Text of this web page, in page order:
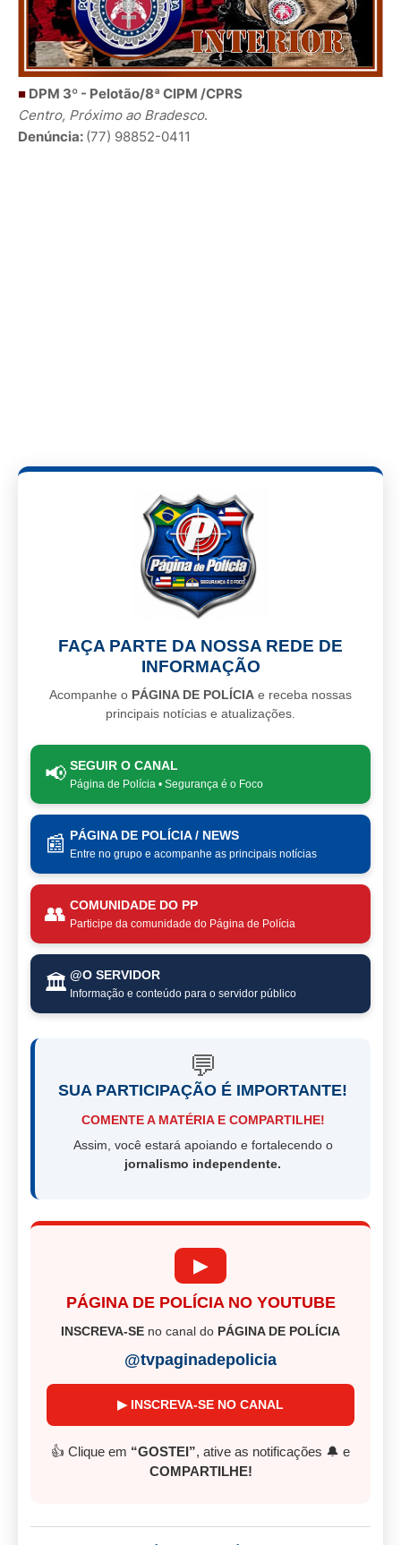
■ DPM 3º - Pelotão/8ª CIPM /CPRS
Centro, Próximo ao Bradesco.
Denúncia: (77) 98852-0411
FAÇA PARTE DA NOSSA REDE DE
INFORMAÇÃO
Acompanhe o PÁGINA DE POLÍCIA e receba nossas
principais notícias e atualizações.
📢 SEGUIR O CANAL
Página de Polícia • Segurança é o Foco
📰 PÁGINA DE POLÍCIA / NEWS
Entre no grupo e acompanhe as principais notícias
👥 COMUNIDADE DO PP
Participe da comunidade do Página de Polícia
🏛️ @O SERVIDOR
Informação e conteúdo para o servidor público
💬
SUA PARTICIPAÇÃO É IMPORTANTE!
COMENTE A MATÉRIA E COMPARTILHE!
Assim, você estará apoiando e fortalecendo o
jornalismo independente.
▶
PÁGINA DE POLÍCIA NO YOUTUBE
INSCREVA-SE no canal do PÁGINA DE POLÍCIA
@tvpaginadepolicia
▶ INSCREVA-SE NO CANAL
👍 Clique em “GOSTEI”, ative as notificações 🔔 e
COMPARTILHE!